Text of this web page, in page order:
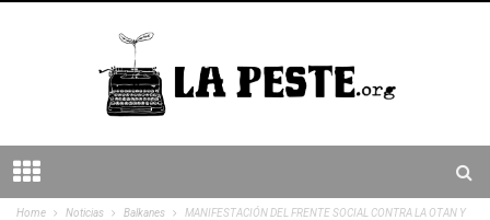
Home Noticias Balkanes
MANIFESTACIÓN DEL FRENTE SOCIAL CONTRA LA OTAN Y